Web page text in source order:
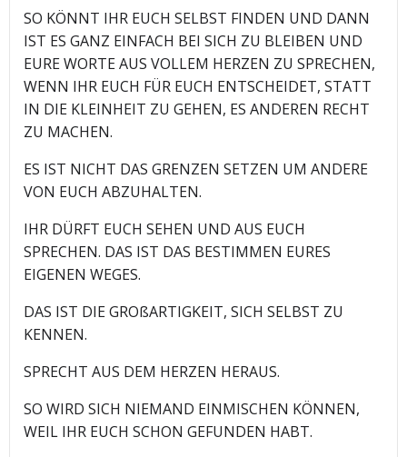
SO KÖNNT IHR EUCH SELBST FINDEN UND DANN
IST ES GANZ EINFACH BEI SICH ZU BLEIBEN UND
EURE WORTE AUS VOLLEM HERZEN ZU SPRECHEN,
WENN IHR EUCH FÜR EUCH ENTSCHEIDET, STATT
IN DIE KLEINHEIT ZU GEHEN, ES ANDEREN RECHT
ZU MACHEN.
ES IST NICHT DAS GRENZEN SETZEN UM ANDERE
VON EUCH ABZUHALTEN.
IHR DÜRFT EUCH SEHEN UND AUS EUCH
SPRECHEN. DAS IST DAS BESTIMMEN EURES
EIGENEN WEGES.
DAS IST DIE GROßARTIGKEIT, SICH SELBST ZU
KENNEN.
SPRECHT AUS DEM HERZEN HERAUS.
SO WIRD SICH NIEMAND EINMISCHEN KÖNNEN,
WEIL IHR EUCH SCHON GEFUNDEN HABT.